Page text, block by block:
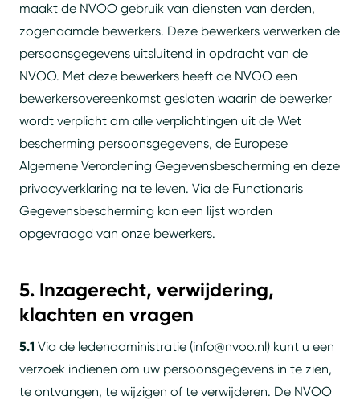
maakt de NVOO gebruik van diensten van derden,
zogenaamde bewerkers. Deze bewerkers verwerken de
persoonsgegevens uitsluitend in opdracht van de
NVOO. Met deze bewerkers heeft de NVOO een
bewerkersovereenkomst gesloten waarin de bewerker
wordt verplicht om alle verplichtingen uit de Wet
bescherming persoonsgegevens, de Europese
Algemene Verordening Gegevensbescherming en deze
privacyverklaring na te leven. Via de Functionaris
Gegevensbescherming kan een lijst worden
opgevraagd van onze bewerkers.
5. Inzagerecht, verwijdering,
klachten en vragen
5.1 Via de ledenadministratie (info@nvoo.nl) kunt u een
verzoek indienen om uw persoonsgegevens in te zien,
te ontvangen, te wijzigen of te verwijderen. De NVOO